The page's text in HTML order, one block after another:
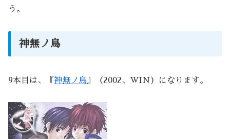
う。
神無ノ鳥
9本目は、『神無ノ鳥 』（2002、WIN）になります。